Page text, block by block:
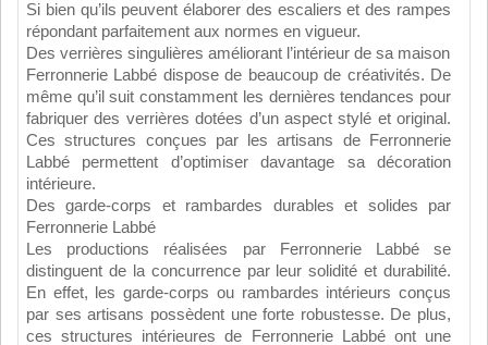
Si bien qu’ils peuvent élaborer des escaliers et des rampes
répondant parfaitement aux normes en vigueur.
Des verrières singulières améliorant l’intérieur de sa maison
Ferronnerie Labbé dispose de beaucoup de créativités. De
même qu’il suit constamment les dernières tendances pour
fabriquer des verrières dotées d’un aspect stylé et original.
Ces structures conçues par les artisans de Ferronnerie
Labbé permettent d’optimiser davantage sa décoration
intérieure.
Des garde-corps et rambardes durables et solides par
Ferronnerie Labbé
Les productions réalisées par Ferronnerie Labbé se
distinguent de la concurrence par leur solidité et durabilité.
En effet, les garde-corps ou rambardes intérieurs conçus
par ses artisans possèdent une forte robustesse. De plus,
ces structures intérieures de Ferronnerie Labbé ont une